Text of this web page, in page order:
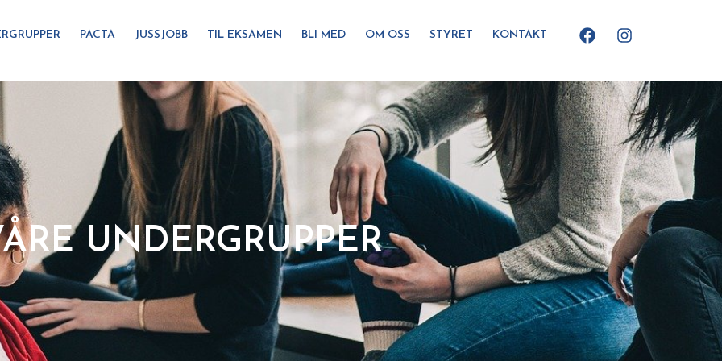
PACTA JUSSJOBB TIL EKSAMEN BLI MED OM OSS STYRET KONTAKT FacebookInstagram
UNDERGRUPPER